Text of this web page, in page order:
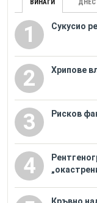
ВИНАГИ ДНЕС
1 Сукусио
2 Хрипове
3 Рисков
4